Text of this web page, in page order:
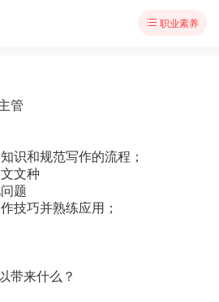
 职业素养
管
识和规范写作的流程；
文种
题
技巧并熟练应用；
带来什么？